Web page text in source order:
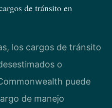
de tránsito en
los cargos de tránsito
o
puede
de manejo